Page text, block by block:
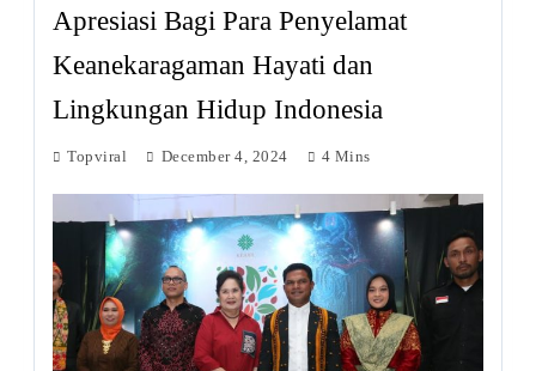
Apresiasi Bagi Para Penyelamat
Keanekaragaman Hayati dan
Lingkungan Hidup Indonesia
Topviral December 4, 2024 4 Mins